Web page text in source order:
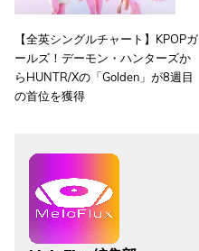
【全英シングルチャート】KPOPガ
ールズ！デーモン・ハンターズか
らHUNTR/Xの「Golden」が8週目
の首位を獲得